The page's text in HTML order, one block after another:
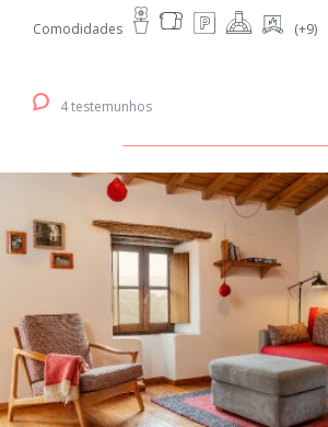
Comodidades (+9)
4 testemunhos